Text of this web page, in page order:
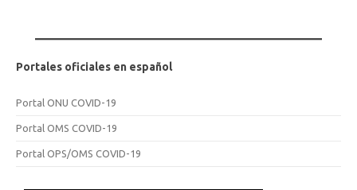
Portales oficiales en español
Portal ONU COVID-19
Portal OMS COVID-19
Portal OPS/OMS COVID-19